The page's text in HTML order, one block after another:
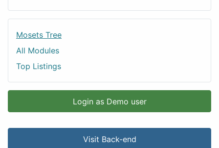
Mosets Tree
All Modules
Top Listings
Login as Demo user
Visit Back-end